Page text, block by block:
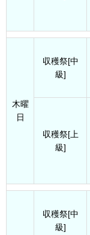
木曜
日
収穫祭[中
級]
収穫祭[上
級]
収穫祭[中
級]